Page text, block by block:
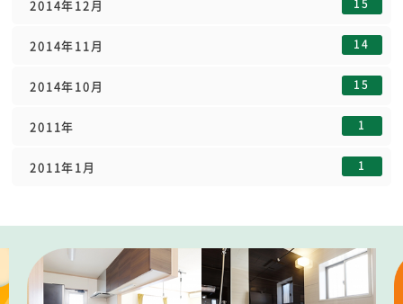
2014年12月 15
2014年11月 14
2014年10月 15
2011年 1
2011年1月 1